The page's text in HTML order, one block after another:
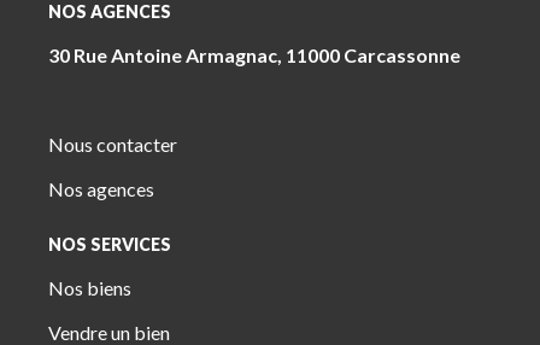
NOS AGENCES
30 Rue Antoine Armagnac, 11000 Carcassonne
Nous contacter
Nos agences
NOS SERVICES
Nos biens
Vendre un bien